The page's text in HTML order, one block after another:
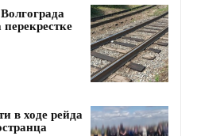
в ходе рейда